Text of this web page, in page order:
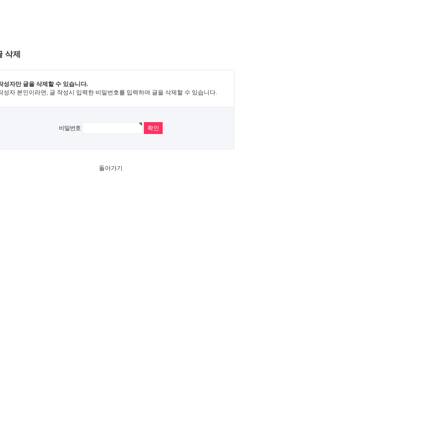
삭제
성자만 글을 삭제할 수 있습니다.
성자 본인이라면, 글 작성시 입력한 비밀번호를 입력하여 글을 삭제할 수 있습니다.
비밀번호
돌아가기